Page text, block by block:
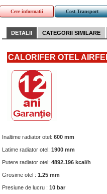
Cere informatii Cost Transport
DETALII CATEGORII SIMILARE
CALORIFER OTEL
Inaltime radiator otel: 600 mm
Latime radiator otel: 1900 mm
Putere radiator otel: 4892.196 kcal/h
Grosime otel : 1.25 mm
Presiune de lucru : 10 bar